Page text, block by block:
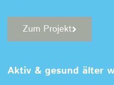
Zum Projekt
Aktiv & gesund älter